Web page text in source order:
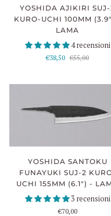
YOSHIDA AJIKIRI SUJ-
KURO-UCHI 100MM
LAMA
4 recensioni
€38,50 €55,00
YOSHIDA SANTOKU
FUNAYUKI SUJ-2
UCHI 155MM (6.1") -
3 recensioni
€70,00